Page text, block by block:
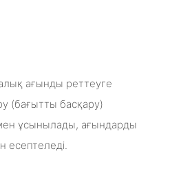
ағынды реттеуге
(бағытты басқару)
ұсынылады, ағындарды
есептеледі.